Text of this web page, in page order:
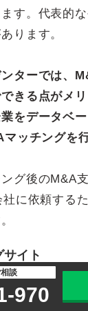
す。代表的
ります。
ターでは、
きる点がメ
をデータベ
ッチングを
グ後のM&A
に依頼する
イト
サイトとは、
どを通さず、
談
970